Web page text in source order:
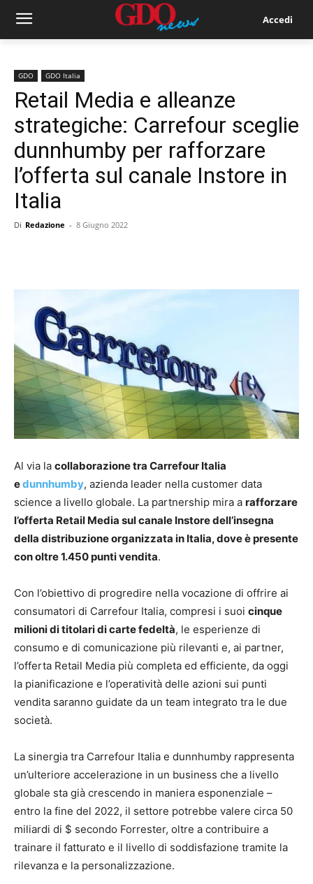
Accedi
GDO GDO Italia
Retail Media e alleanze
strategiche: Carrefour sceglie
dunnhumby per rafforzare
l’offerta sul canale Instore in
Italia
Di Redazione - 8 Giugno 2022
Al via la collaborazione tra Carrefour Italia
edunnhumby, azienda leader nella customer data
science a livello globale. La partnership mira a rafforzare
l’offerta Retail Media sul canale Instore dell’insegna
della distribuzione organizzata in Italia, dove è presente
con oltre 1.450 punti vendita.
Con l’obiettivo di progredire nella vocazione di offrire ai
consumatori di Carrefour Italia, compresi i suoi cinque
milioni di titolari di carte fedeltà, le esperienze di
consumo e di comunicazione più rilevanti e, ai partner,
l’offerta Retail Media più completa ed efficiente, da oggi
la pianificazione e l’operatività delle azioni sui punti
vendita saranno guidate da un team integrato tra le due
società.
La sinergia tra Carrefour Italia e dunnhumby rappresenta
un’ulteriore accelerazione in un business che a livello
globale sta già crescendo in maniera esponenziale –
entro la fine del 2022, il settore potrebbe valere circa 50
miliardi di $ secondo Forrester, oltre a contribuire a
trainare il fatturato e il livello di soddisfazione tramite la
rilevanza e la personalizzazione.